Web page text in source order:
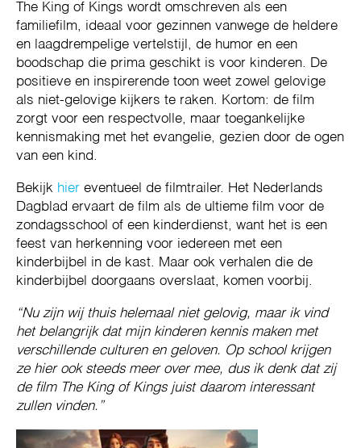
The King of Kings wordt omschreven als een
familiefilm, ideaal voor gezinnen vanwege de heldere
en laagdrempelige vertelstijl, de humor en een
boodschap die prima geschikt is voor kinderen. De
positieve en inspirerende toon weet zowel gelovige
als niet-gelovige kijkers te raken. Kortom: de film
zorgt voor een respectvolle, maar toegankelijke
kennismaking met het evangelie, gezien door de ogen
van een kind.
Bekijk hier eventueel de filmtrailer. Het Nederlands
Dagblad ervaart de film als de ultieme film voor de
zondagsschool of een kinderdienst, want het is een
feest van herkenning voor iedereen met een
kinderbijbel in de kast. Maar ook verhalen die de
kinderbijbel doorgaans overslaat, komen voorbij.
“Nu zijn wij thuis helemaal niet gelovig, maar ik vind
het belangrijk dat mijn kinderen kennis maken met
verschillende culturen en geloven. Op school krijgen
ze hier ook steeds meer over mee, dus ik denk dat zij
de film The King of Kings juist daarom interessant
zullen vinden.”